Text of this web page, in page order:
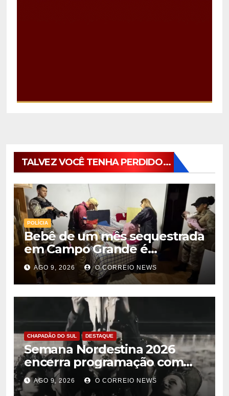
TALVEZ VOCÊ TENHA PERDIDO...
POLÍCIA
Bebê de um mês sequestrada
em Campo Grande é
encontrada no Paraguai
AGO 9, 2026 O CORREIO NEWS
CHAPADÃO DO SUL DESTAQUE
Semana Nordestina 2026
encerra programação com
grande festa e valorização da
cultura em Chapadão do Sul
AGO 9, 2026 O CORREIO NEWS